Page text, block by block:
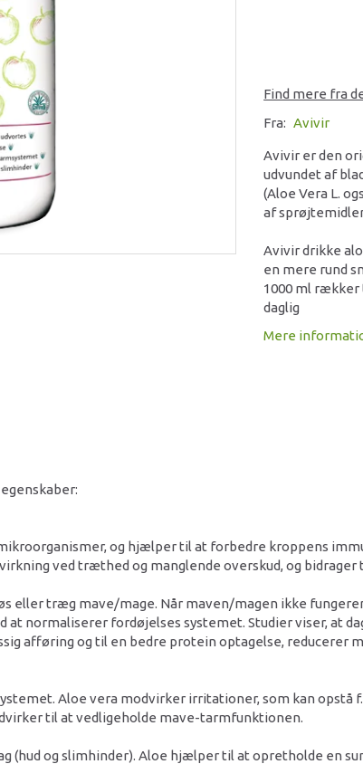
Find mere fra
Fra: Avivir
Avivir er den
udvundet af
(Aloe Vera L.
af
Avivir drikke
en mere rund
1000 ml rækker
daglig
Mere
og hjælper til at forbedre kroppens
ved træthed og manglende overskud, og
eller træg mave/mage. Når maven/magen ikke
normaliserer fordøjelses systemet. Studier viser, at
afføring og til en bedre protein optagelse, reducerer
Aloe vera modvirker irritationer, som kan opstå
til at vedligeholde mave-tarmfunktionen.
(hud og slimhinder). Aloe hjælper til at opretholde en